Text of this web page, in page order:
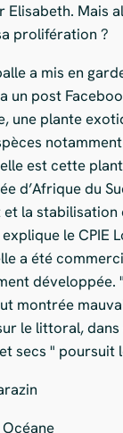
Elisabeth. Mais
prolifération ?
a mis en
un post
une plante
est cette
d’Afrique du
et la stabilisation
explique le CPIE
a été
développée.
montrée
le littoral,
secs
poursuit